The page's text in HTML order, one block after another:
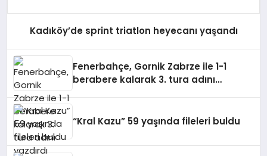
Kadıköy’de sprint triatlon heyecanı yaşandı
Fenerbahçe, Gornik Zabrze ile 1-1
berabere kalarak 3. tura adını
“Kral Kazu” 59 yaşında fileleri buldu